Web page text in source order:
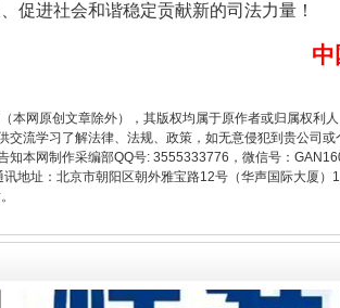
促进社会和谐稳定贡献新的司法力量！
中
本网原创文章除外），其版权均属于原作者或归属权利
交流学习了解法律、法规、政策，如无意侵犯到贵公司
知本网制作采编部QQ号: 3555333776，微信号：
地址：北京市朝阳区朝外雅宝路12号（华声国际大厦